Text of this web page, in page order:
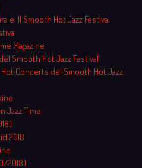
el II Smooth Hot Jazz Festival
Magazine
Smooth Hot Jazz Festival
Concerts del Smooth Hot Jazz
Jazz Time
2018
2018)